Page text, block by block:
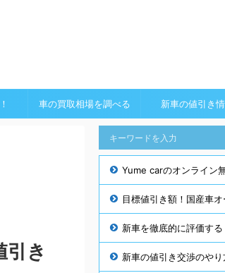
車の買取相場を調べる 新車の値引き
き
Yume carのオンライン
目標値引き額！国産車
新車を徹底的に評価する
新車の値引き交渉のやり